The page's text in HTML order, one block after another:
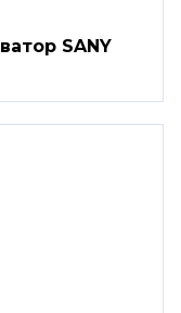
SANY